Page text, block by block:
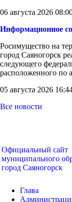
06 августа 2026
Информационное
Росимущество на
город Саяногорск
следующего
расположенного по
05 августа 2026
Все новости
Официальный сайт
муниципального
город Саяногорск
Глава